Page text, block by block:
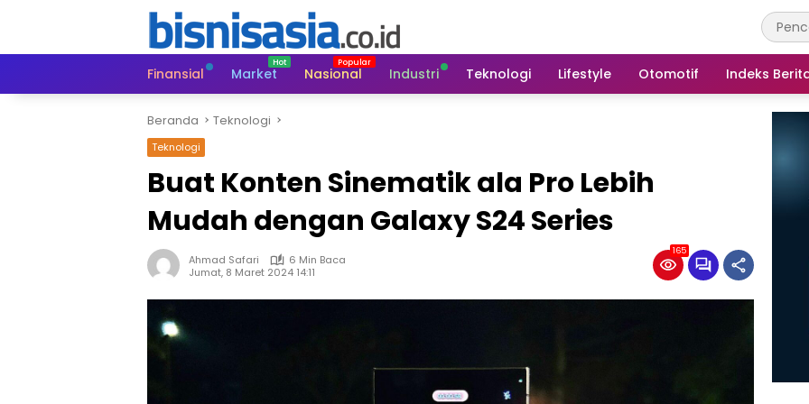
Finansial
Market Nasional Industri Teknologi Lifestyle Otomotif Indeks
Beranda Teknologi
Teknologi
Buat Konten Sinematik ala Pro Lebih
Mudah dengan Galaxy S24 Series
Ahmad Safari
6 Min Baca
Jumat, 8 Maret 2024 14:11
165